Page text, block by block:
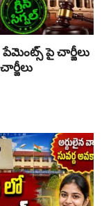
పై చార్జీలు